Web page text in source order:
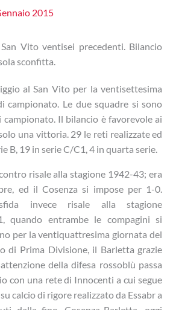
2015
Vito ventisei precedenti. Bilancio
sconfitta.
al San Vito per la ventisettesima
Le due squadre si sono
Il bilancio è favorevole ai
una vittoria. 29 le reti realizzate ed
B, 19 in serie C/C1, 4 in quarta serie.
risale alla stagione 1942-43; era
ed il Cosenza si impose per 1-0.
sfida invece risale alla stagione
quando entrambe le compagini si
per la ventiquattresima giornata del
di Prima Divisione, il Barletta grazie
della difesa rossoblù passa
con una rete di Innocenti a cui segue
calcio di rigore realizzato da Essabr a